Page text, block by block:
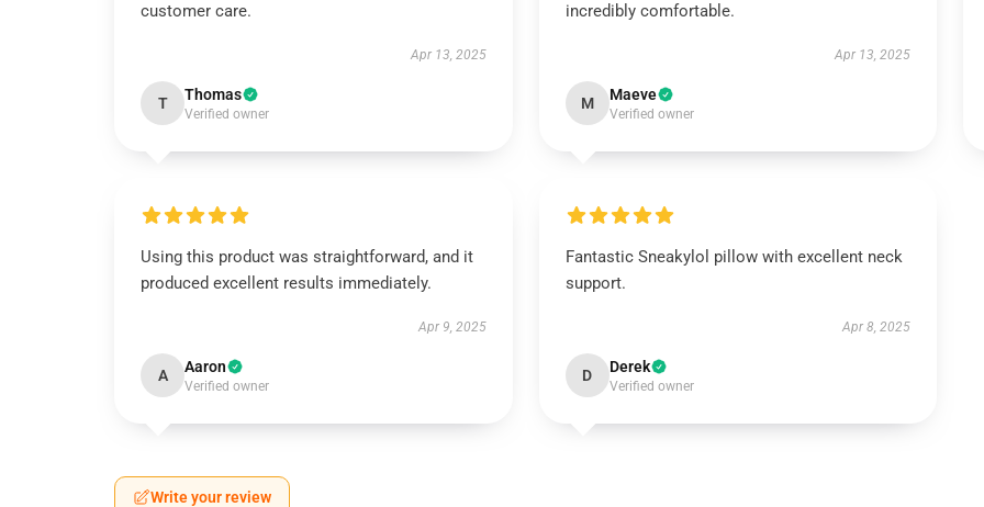
customer care.
Apr 13, 2025
T Thomas
Verified owner
incredibly comfortable.
Apr 13, 2025
M Maeve
Verified owner
Using this product was straightforward, and it
produced excellent results immediately.
Apr 9, 2025
A Aaron
Verified owner
Fantastic Sneakylol pillow with excellent neck
support.
Apr 8, 2025
D Derek
Verified owner
Write your review